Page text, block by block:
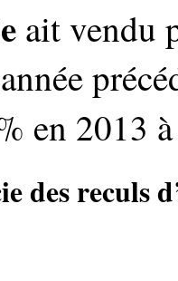
ait vendu
en 2013
des reculs